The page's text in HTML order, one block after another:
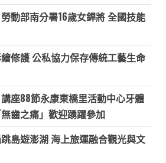
動部南分署16歲女銲將 全國技能
修護 公私協力保存傳統工藝生命
講座88節永康東橋里活動中心牙體
齒之痛」歡迎踴躍參加
島遊澎湖 海上旅運融合觀光與文